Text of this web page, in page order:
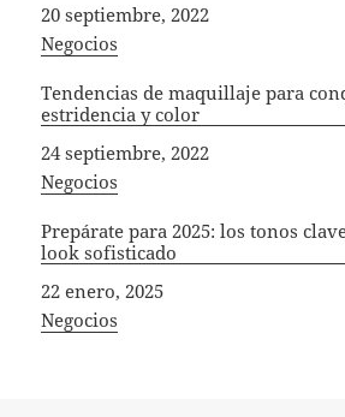
Fecha
20 septiembre, 2022
In relation to
Negocios
Tendencias de maquillaje para
estridencia y color
Fecha
24 septiembre, 2022
In relation to
Negocios
Prepárate para 2025: los tonos
look sofisticado​
Fecha
22 enero, 2025
In relation to
Negocios